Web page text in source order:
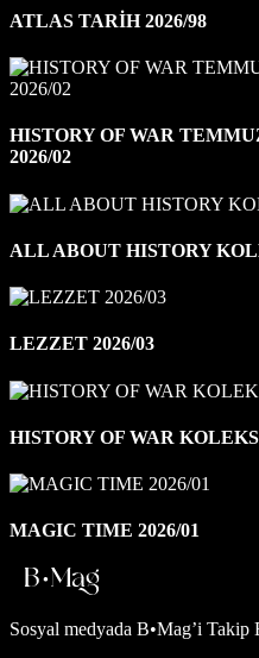
ATLAS TARİH 2026/98
HISTORY OF WAR
2026/02
ALL ABOUT HISTORY
LEZZET 2026/03
HISTORY OF WAR
MAGIC TIME 2026/01
Sosyal medyada B•Mag’i Takip